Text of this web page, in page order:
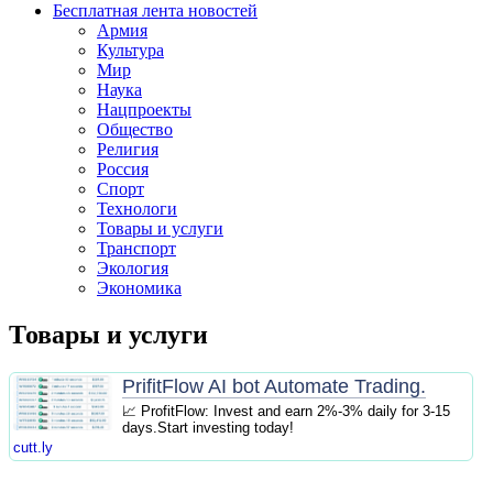
Бесплатная лента новостей
Армия
Культура
Мир
Наука
Нацпроекты
Общество
Религия
Россия
Спорт
Технологи
Товары и услуги
Транспорт
Экология
Экономика
Товары и услуги
PrifitFlow AI bot Automate Trading.
📈 ProfitFlow: Invest and earn 2%-3% daily for 3-15
days.Start investing today!
cutt.ly